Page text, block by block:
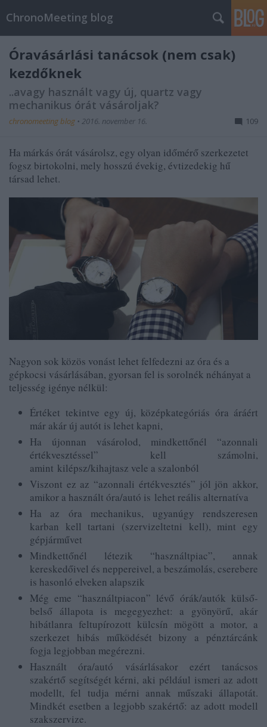
ChronoMeeting blog
Óravásárlási tanácsok (nem csak)
kezdőknek
..avagy használt vagy új, quartz vagy
mechanikus órát vásároljak?
chronomeeting blog • 2016. november 16. 109
Ha márkás órát vásárolsz, egy olyan időmérő szerkezetet
fogsz birtokolni, mely hosszú évekig, évtizedekig hű
társad lehet.
Nagyon sok közös vonást lehet felfedezni az óra és a
gépkocsi vásárlásában, gyorsan fel is sorolnék néhányat a
teljesség igénye nélkül:
Értéket tekintve egy új, középkategóriás óra áráért
már akár új autót is lehet kapni,
Ha újonnan vásárolod, mindkettőnél “azonnali
értékvesztéssel” kell számolni,
amint kilépsz/kihajtasz vele a szalonból
Viszont ez az “azonnali értékvesztés” jól jön akkor,
amikor a használt óra/autó is lehet reális alternatíva
Ha az óra mechanikus, ugyanúgy rendszeresen
karban kell tartani (szervizeltetni kell), mint egy
gépjárművet
Mindkettőnél létezik “használtpiac”, annak
kereskedőivel és neppereivel, a beszámolás, cserebere
is hasonló elveken alapszik
Még eme “használtpiacon” lévő órák/autók külső-
belső állapota is megegyezhet: a gyönyörű, akár
hibátlanra feltupírozott külcsín mögött a motor, a
szerkezet hibás működését bizony a pénztárcánk
fogja legjobban megérezni.
Használt óra/autó vásárlásakor ezért tanácsos
szakértő segítségét kérni, aki például ismeri az adott
modellt, fel tudja mérni annak műszaki állapotát.
Mindkét esetben a legjobb szakértő: az adott modell
szakszervize.